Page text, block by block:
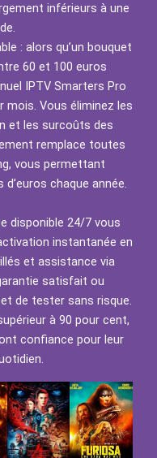
inférieurs à une
: alors qu’un bouquet
60 et 100 euros
IPTV Smarters Pro
mois. Vous éliminez les
et les surcoûts des
remplace toutes
vous permettant
chaque année.
disponible 24/7 vous
instantanée en
et assistance via
satisfait ou
de tester sans risque.
à 90 pour cent,
confiance pour leur